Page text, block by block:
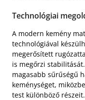
Technológiai
A modern kemény
technológiával
megerősített
is megőrzi
magasabb sűrűségű
keménységet,
test különböző részeit.